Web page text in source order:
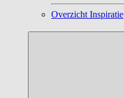
Overzicht Inspiratie